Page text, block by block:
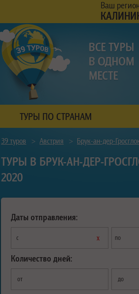
Ваш регион
ТУРЫ ПО СТРАНАМ
39 туров > Австрия > Брук-ан-дер-
ТУРЫ В БРУК-АН-ДЕР-
2020
Даты отправления:
с х по
Количество дней:
от до